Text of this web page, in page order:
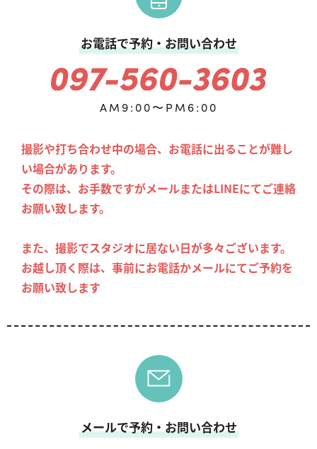
お電話で予約・お問い合わせ
AM9:00〜PM6:00
撮影や打ち合わせ中の場合、お電話に出ることが難し
い場合があります。
その際は、お手数ですがメールまたはLINEにてご連絡
お願い致します。
また、撮影でスタジオに居ない日が多々ございます。
お越し頂く際は、事前にお電話かメールにてご予約を
お願い致します
メールで予約・お問い合わせ